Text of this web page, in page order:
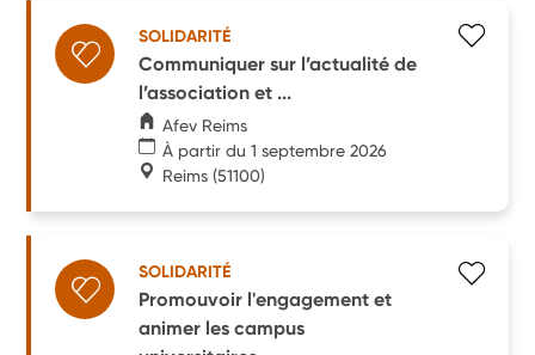
SOLIDARITÉ
Communiquer sur l’actualité de
l’association et ...
Afev Reims
À partir du 1 septembre 2026
Reims (51100)
SOLIDARITÉ
Promouvoir l'engagement et
animer les campus